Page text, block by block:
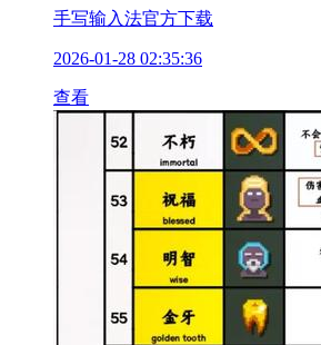
手写输入法官方下载
2026-01-28 02:35:36
查看